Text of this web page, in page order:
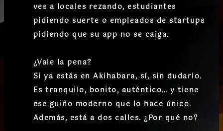
ves a locales rezando, estudiantes
pidiendo suerte o empleados de startups
pidiendo que su app no se caiga.
¿Vale la pena?
Si ya estás en Akihabara, sí, sin dudarlo.
Es tranquilo, bonito, auténtico… y tiene
ese guiño moderno que lo hace único.
Además, está a dos calles. ¿Por qué no?